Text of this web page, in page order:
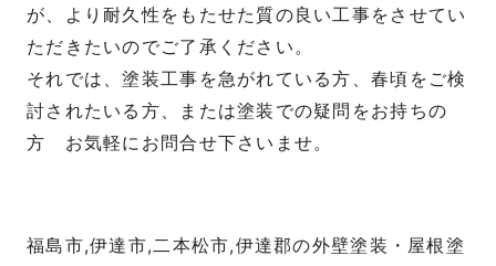
が、より耐久性をもたせた質の良い工事をさせてい
ただきたいのでご了承ください。
それでは、塗装工事を急がれている方、春頃をご検
討されたいる方、または塗装での疑問をお持ちの
方 お気軽にお問合せ下さいませ。
福島市,伊達市,二本松市,伊達郡の外壁塗装・屋根塗